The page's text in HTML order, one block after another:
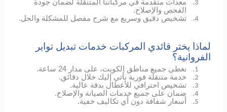
3.
معدات متقدمة في مركباتنا المتنقلة لضمان جودة
الفحص والإصلاح.
4. تشخيص دقيق وسريع مع شرح مفصل للمشكلة والحل.
لماذا يختر قائدي المركبات خدمات تبديل تواير
الفروانية؟
1. نغطي جميع مناطق الكويت، على مدار 24 ساعة.
2. خدمة متنقلة فورية نأتي إليك خلال دقائق.
3. تشخيص احترافي للأعطال بدقة عالية.
4. ضمان على جميع خدمات الصيانة والإصلاح.
5. أسعار شفافة دون أي تكاليف خفية.